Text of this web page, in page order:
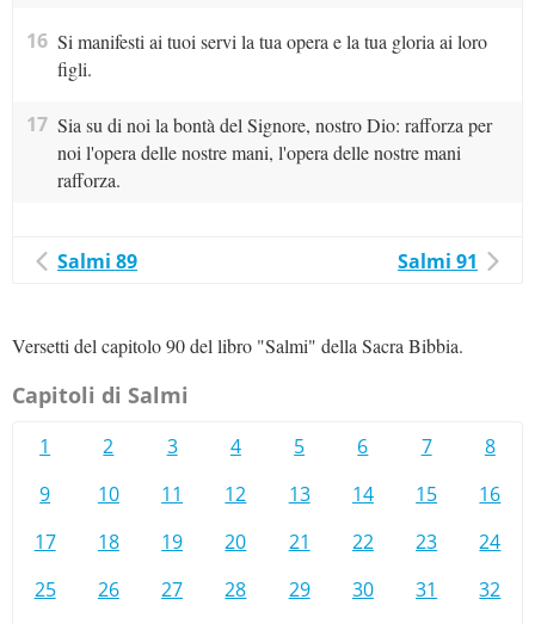
16 Si manifesti ai tuoi servi la tua opera e la tua gloria ai loro
figli.
17 Sia su di noi la bontà del Signore, nostro Dio: rafforza per
noi l'opera delle nostre mani, l'opera delle nostre mani
rafforza.
Salmi 89 Salmi 91
Versetti del capitolo 90 del libro "Salmi" della Sacra Bibbia.
Capitoli di Salmi
1 2 3 4 5 6 7
8
9
10 11 12 13 14 15
16
17
18 19 20 21 22 23
24
25
26 27 28 29 30 31
32